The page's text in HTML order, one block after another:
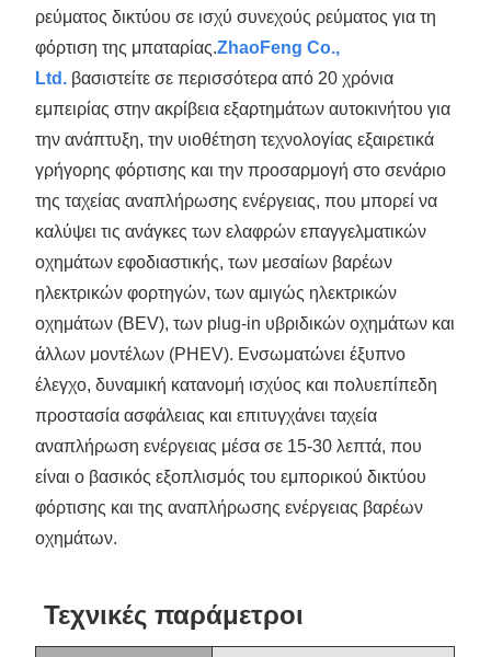
ρεύματος δικτύου σε ισχύ συνεχούς ρεύματος για τη
φόρτιση της μπαταρίας.ZhaoFeng Co.,
Ltd. βασιστείτε σε περισσότερα από 20 χρόνια
εμπειρίας στην ακρίβεια εξαρτημάτων αυτοκινήτου για
την ανάπτυξη, την υιοθέτηση τεχνολογίας εξαιρετικά
γρήγορης φόρτισης και την προσαρμογή στο σενάριο
της ταχείας αναπλήρωσης ενέργειας, που μπορεί να
καλύψει τις ανάγκες των ελαφρών επαγγελματικών
οχημάτων εφοδιαστικής, των μεσαίων βαρέων
ηλεκτρικών φορτηγών, των αμιγώς ηλεκτρικών
οχημάτων (BEV), των plug-in υβριδικών οχημάτων και
άλλων μοντέλων (PHEV). Ενσωματώνει έξυπνο
έλεγχο, δυναμική κατανομή ισχύος και πολυεπίπεδη
προστασία ασφάλειας και επιτυγχάνει ταχεία
αναπλήρωση ενέργειας μέσα σε 15-30 λεπτά, που
είναι ο βασικός εξοπλισμός του εμπορικού δικτύου
φόρτισης και της αναπλήρωσης ενέργειας βαρέων
οχημάτων.
Τεχνικές παράμετροι